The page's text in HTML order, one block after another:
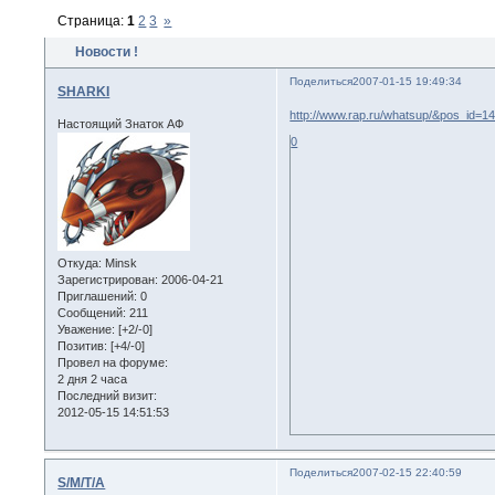
Новости !
Страница:1 2 3 »
Поделиться2007-01-15 19:49:34
SHARKI
Настоящий Знаток АФ
Откуда: Minsk
Зарегистрирован: 2006-04-21
Приглашений: 0
Сообщений: 211
Уважение: [+2/-0]
Позитив: [+4/-0]
Провел на форуме:
2 дня 2 часа
Последний визит:
2012-05-15 14:51:53
http://www.rap.ru/whatsup/
0
Поделиться2007-02-15 22:40:59
S/M/T/A